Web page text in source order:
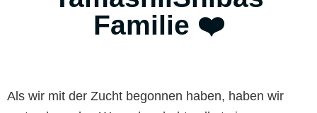
Familie ❤️
Als wir mit der Zucht begonnen haben, haben wir